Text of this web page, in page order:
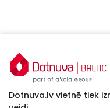
Dotnuva.lv vietnē tiek